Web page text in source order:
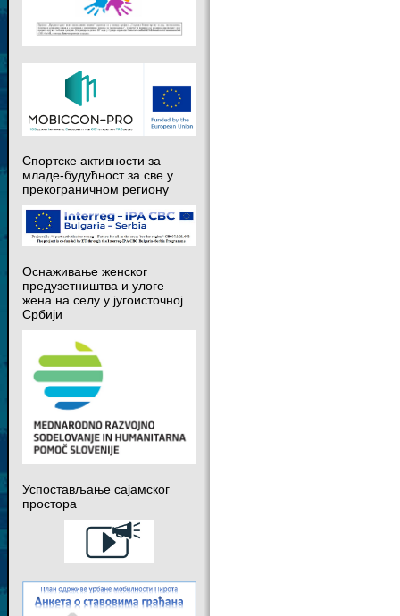
Спортске активности за
младе-будућност за све у
прекограничном региону
Оснаживање женског
предузетништва и улоге
жена на селу у југоисточној
Србији
Успостављање сајамског
простора